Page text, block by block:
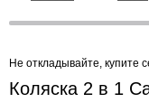
Не откладывайте, купите
Коляска 2 в 1